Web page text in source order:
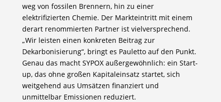
weg von fossilen Brennern, hin zu einer
elektrifizierten Chemie. Der Markteintritt mit einem
derart renommierten Partner ist vielversprechend.
„Wir leisten einen konkreten Beitrag zur
Dekarbonisierung“, bringt es Pauletto auf den Punkt.
Genau das macht SYPOX außergewöhnlich: ein Start-
up, das ohne großen Kapitaleinsatz startet, sich
weitgehend aus Umsätzen finanziert und
unmittelbar Emissionen reduziert.